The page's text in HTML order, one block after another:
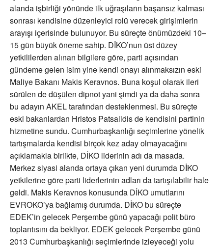
alanda işbirliği yönünde ilk uğraşıların başarısız kalması
sonrası kendisine düzenleyici rolü verecek girişimlerin
arayışı içerisinde bulunuyor. Bu süreçte önümüzdeki 10–
15 gün büyük öneme sahip. DİKO’nun üst düzey
yetkililerden alınan bilgilere göre, parti açısından
gündeme gelen isim yine kendi onayı alınmaksızın eski
Maliye Bakanı Makis Keravnos. Buna koşul olarak ileri
sürülen de düşülen dipnot yani şimdi ya da daha sonra
bu adayın AKEL tarafından desteklenmesi. Bu süreçte
eski bakanlardan Hristos Patsalidis de kendisini partinin
hizmetine sundu. Cumhurbaşkanlığı seçimlerine yönelik
tartışmalarda kendisi birçok kez aday olmayacağını
açıklamakla birlikte, DİKO liderinin adı da masada.
Merkez siyasi alanda ortaya çıkan yeni durumda DİKO
yetkilerine göre parti liderlerinin adları da tartışılabilir hale
geldi. Makis Keravnos konusunda DİKO umutlarını
EVROKO’ya bağlamış durumda. DİKO bu süreçte
EDEK’in gelecek Perşembe günü yapacağı polit büro
toplantısını da bekliyor. EDEK gelecek Perşembe günü
2013 Cumhurbaşkanlığı seçimlerinde izleyeceği yolu